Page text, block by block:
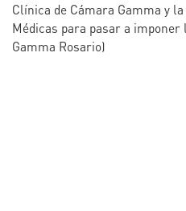
Clínica de Cámara Gamma y
Médicas para pasar a imponer
Gamma Rosario)